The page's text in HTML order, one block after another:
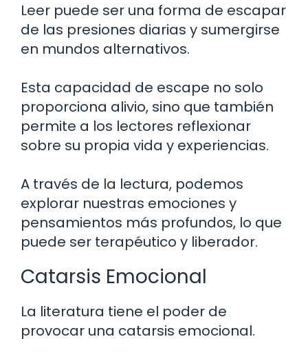
Leer puede ser una forma de escapar
de las presiones diarias y sumergirse
en mundos alternativos.
Esta capacidad de escape no solo
proporciona alivio, sino que también
permite a los lectores reflexionar
sobre su propia vida y experiencias.
A través de la lectura, podemos
explorar nuestras emociones y
pensamientos más profundos, lo que
puede ser terapéutico y liberador.
Catarsis Emocional
La literatura tiene el poder de
provocar una catarsis emocional.